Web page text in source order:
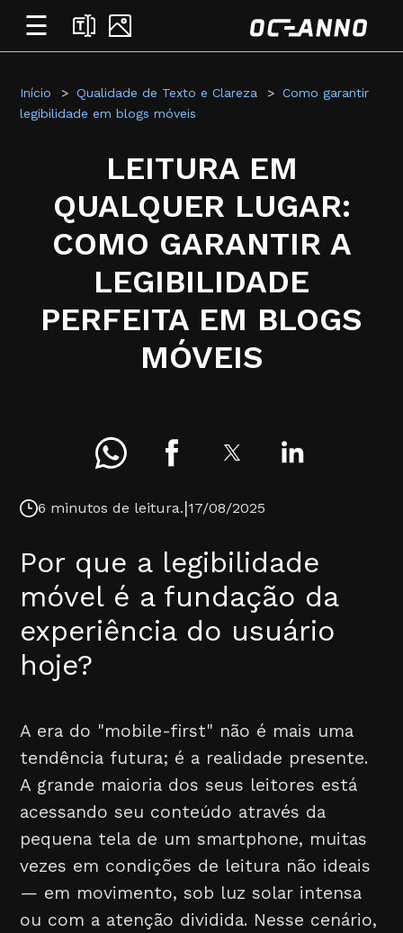
☰
Início Qualidade de Texto e Clareza
Como garantir
legibilidade em blogs móveis
LEITURA EM
QUALQUER LUGAR:
COMO GARANTIR A
LEGIBILIDADE
PERFEITA EM BLOGS
MÓVEIS
6 minutos de leitura.|17/08/2025
Por que a legibilidade
móvel é a fundação da
experiência do usuário
hoje?
A era do "mobile-first" não é mais uma
tendência futura; é a realidade presente.
A grande maioria dos seus leitores está
acessando seu conteúdo através da
pequena tela de um smartphone, muitas
vezes em condições de leitura não ideais
— em movimento, sob luz solar intensa
ou com a atenção dividida. Nesse cenário,